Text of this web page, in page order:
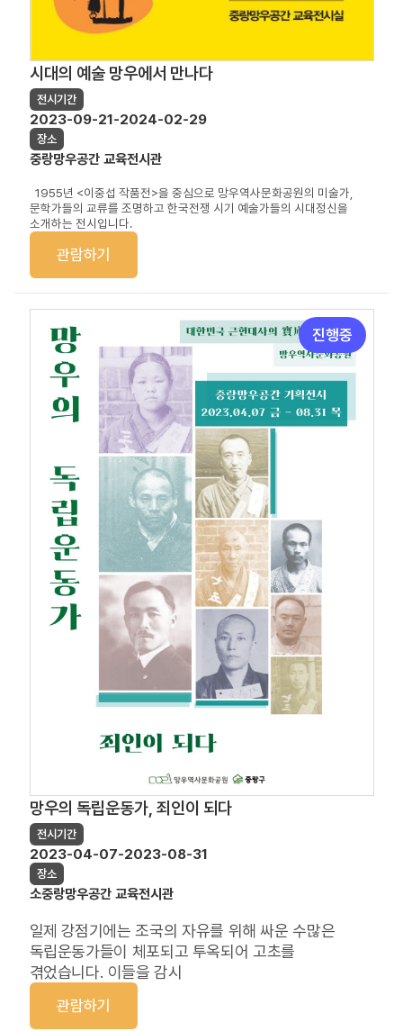
시대의 예술 망우에서 만나다
전시기간
2023-09-21-2024-02-29
장소
중랑망우공간 교육전시관
1955년 <이중섭 작품전>을 중심으로 망우역사문화공원의 미술가,
문학가들의 교류를 조명하고 한국전쟁 시기 예술가들의 시대정신을
소개하는 전시입니다.
관람하기
진행중
망우의 독립운동가, 죄인이 되다
전시기간
2023-04-07-2023-08-31
장소
소중랑망우공간 교육전시관
일제 강점기에는 조국의 자유를 위해 싸운 수많은
독립운동가들이 체포되고 투옥되어 고초를
겪었습니다. 이들을 감시
관람하기